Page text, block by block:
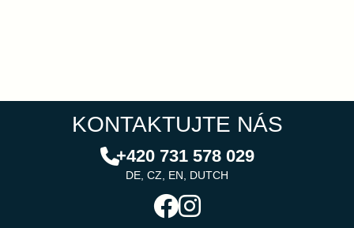
KONTAKTUJTE NÁS
+420 731 578 029
DE, CZ, EN, DUTCH